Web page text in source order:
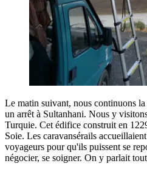
Le matin suivant, nous continuons
un arrêt à Sultanhani. Nous y
Turquie. Cet édifice construit en
Soie. Les caravansérails
voyageurs pour qu'ils puissent se
négocier, se soigner. On y parlait